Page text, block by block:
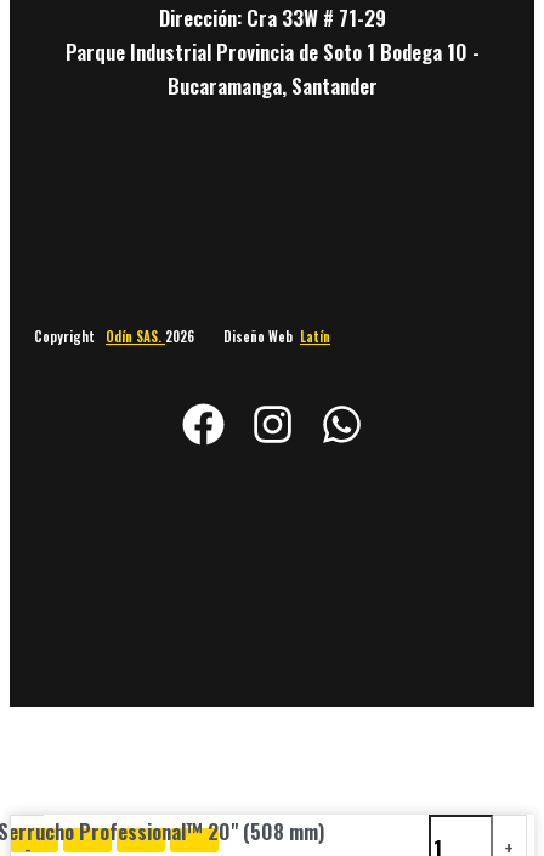
Dirección: Cra 33W # 71-29
Parque Industrial Provincia de Soto 1 Bodega 10 -
Bucaramanga, Santander
Copyright Odín SAS. 2026 Diseño Web Latín
-
Professional™ 20" (508 mm)
+